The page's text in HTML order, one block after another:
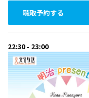
聴取予約する
22:30 - 23:00